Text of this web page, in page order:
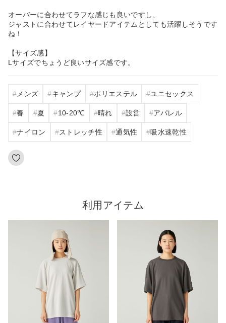
オーバーに合わせてラフな感じも良いですし、
ジャストに合わせてレイヤードアイテムとしても活躍しそうです
ね！
【サイズ感】
Lサイズでちょうど良いサイズ感です。
メンズ キャンプ ポリエステル ユニセックス
春 夏 10‐20℃ 晴れ 設営 アパレル
ナイロン ストレッチ性 通気性 吸水速乾性
利用アイテム